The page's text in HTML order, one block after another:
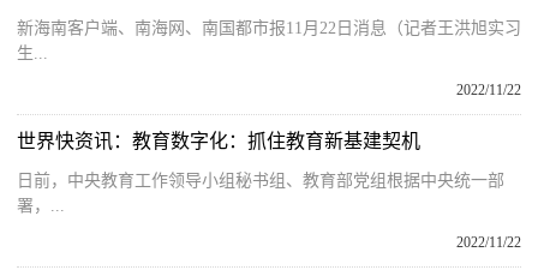
新海南客户端、南海网、南国都市报11月22日消息（记者王洪旭实习
生...
2022/11/22
世界快资讯：教育数字化：抓住教育新基建契机
日前，中央教育工作领导小组秘书组、教育部党组根据中央统一部
署，...
2022/11/22